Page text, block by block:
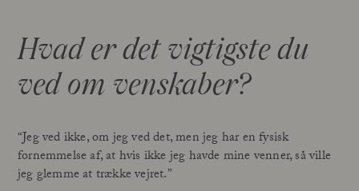
Hvad er det vigtigste du
ved om venskaber?
“Jeg ved ikke, om jeg ved det, men jeg har en fysisk
fornemmelse af, at hvis ikke jeg havde mine venner, så ville
jeg glemme at trække vejret.”